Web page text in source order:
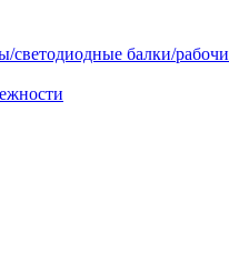
светодиодные балки/